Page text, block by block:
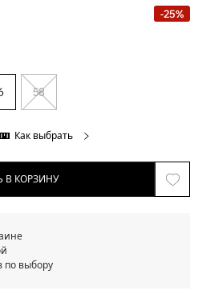
-25%
58
Как выбрать
В КОРЗИНУ
по выбору